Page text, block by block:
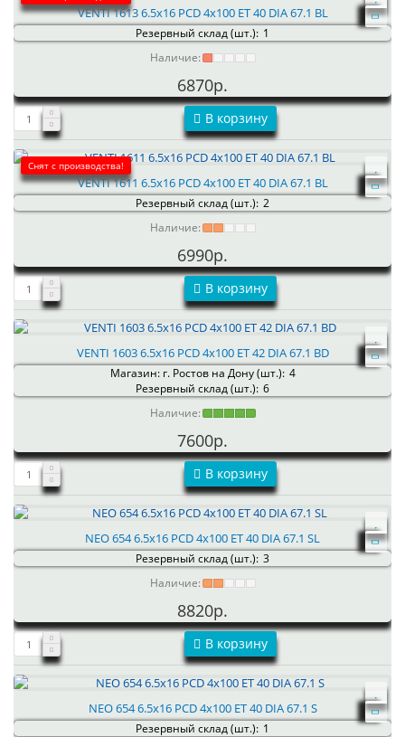
VENTI 1613 6.5x16 PCD 4x100 ET 40 DIA 67.1 BL
Резервный склад (шт.): 1
Наличие:
6870р.
В корзину
Снят с производства!
VENTI 1611 6.5x16 PCD 4x100 ET 40 DIA 67.1 BL
Резервный склад (шт.): 2
Наличие:
6990р.
В корзину
VENTI 1603 6.5x16 PCD 4x100 ET 42 DIA 67.1 BD
Магазин: г. Ростов на Дону (шт.): 4
Резервный склад (шт.): 6
Наличие:
7600р.
В корзину
NEO 654 6.5x16 PCD 4x100 ET 40 DIA 67.1 SL
Резервный склад (шт.): 3
Наличие:
8820р.
В корзину
NEO 654 6.5x16 PCD 4x100 ET 40 DIA 67.1 S
Резервный склад (шт.): 1